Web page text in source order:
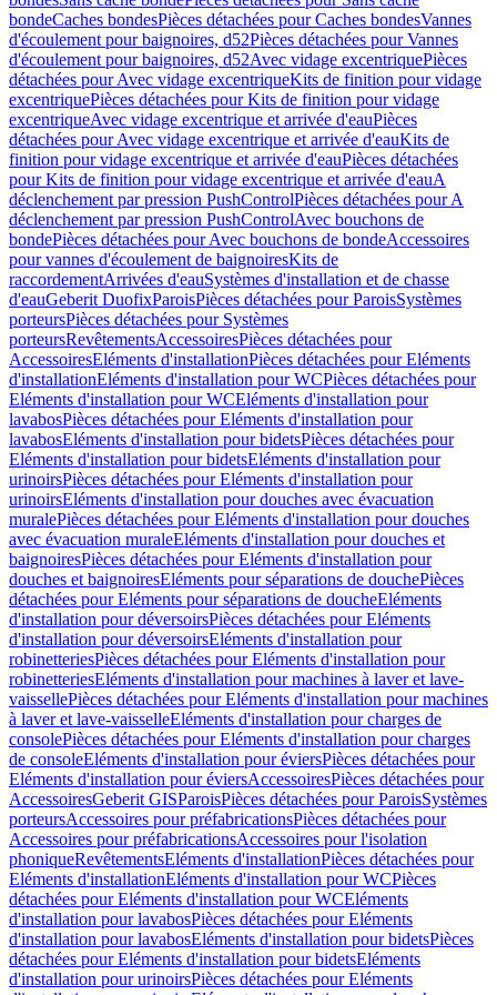
bondeCaches bondesPièces détachées pour Caches bondesVannes
d'écoulement pour baignoires, d52Pièces détachées pour Vannes
d'écoulement pour baignoires, d52Avec vidage excentriquePièces
détachées pour Avec vidage excentriqueKits de finition pour vidage
excentriquePièces détachées pour Kits de finition pour vidage
excentriqueAvec vidage excentrique et arrivée d'eauPièces
détachées pour Avec vidage excentrique et arrivée d'eauKits de
finition pour vidage excentrique et arrivée d'eauPièces détachées
pour Kits de finition pour vidage excentrique et arrivée d'eauA
déclenchement par pression PushControlPièces détachées pour A
déclenchement par pression PushControlAvec bouchons de
bondePièces détachées pour Avec bouchons de bondeAccessoires
pour vannes d'écoulement de baignoiresKits de
raccordementArrivées d'eauSystèmes d'installation et de chasse
d'eauGeberit DuofixParoisPièces détachées pour ParoisSystèmes
porteursPièces détachées pour Systèmes
porteursRevêtementsAccessoiresPièces détachées pour
AccessoiresEléments d'installationPièces détachées pour Eléments
d'installationEléments d'installation pour WCPièces détachées pour
Eléments d'installation pour WCEléments d'installation pour
lavabosPièces détachées pour Eléments d'installation pour
lavabosEléments d'installation pour bidetsPièces détachées pour
Eléments d'installation pour bidetsEléments d'installation pour
urinoirsPièces détachées pour Eléments d'installation pour
urinoirsEléments d'installation pour douches avec évacuation
muralePièces détachées pour Eléments d'installation pour douches
avec évacuation muraleEléments d'installation pour douches et
baignoiresPièces détachées pour Eléments d'installation pour
douches et baignoiresEléments pour séparations de douchePièces
détachées pour Eléments pour séparations de doucheEléments
d'installation pour déversoirsPièces détachées pour Eléments
d'installation pour déversoirsEléments d'installation pour
robinetteriesPièces détachées pour Eléments d'installation pour
robinetteriesEléments d'installation pour machines à laver et lave-
vaissellePièces détachées pour Eléments d'installation pour machines
à laver et lave-vaisselleEléments d'installation pour charges de
consolePièces détachées pour Eléments d'installation pour charges
de consoleEléments d'installation pour éviersPièces détachées pour
Eléments d'installation pour éviersAccessoiresPièces détachées pour
AccessoiresGeberit GISParoisPièces détachées pour ParoisSystèmes
porteursAccessoires pour préfabricationsPièces détachées pour
Accessoires pour préfabricationsAccessoires pour l'isolation
phoniqueRevêtementsEléments d'installationPièces détachées pour
Eléments d'installationEléments d'installation pour WCPièces
détachées pour Eléments d'installation pour WCEléments
d'installation pour lavabosPièces détachées pour Eléments
d'installation pour lavabosEléments d'installation pour bidetsPièces
détachées pour Eléments d'installation pour bidetsEléments
d'installation pour urinoirsPièces détachées pour Eléments